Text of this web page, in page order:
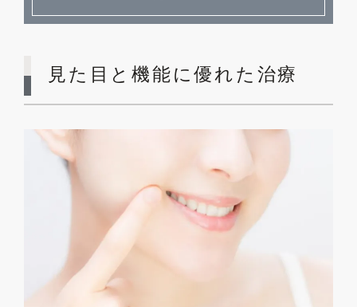
見た目と機能に優れた治療